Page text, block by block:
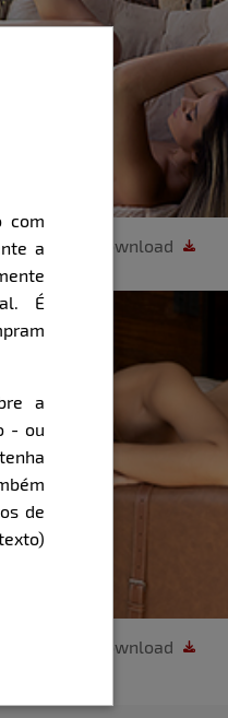
Download
Download
com
a
É
a
- ou
de